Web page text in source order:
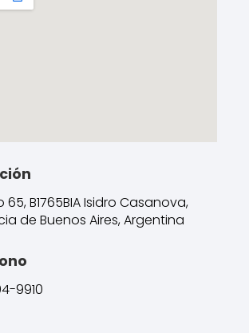
65, B1765BIA Isidro Casanova,
de Buenos Aires, Argentina
9910